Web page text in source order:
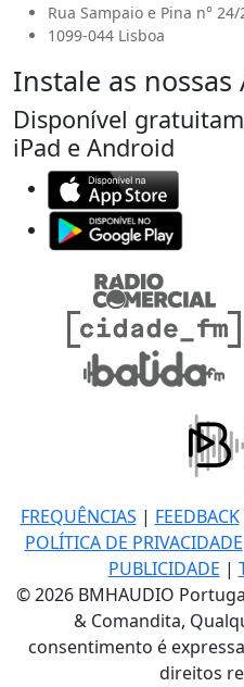
Rua Sampaio e Pina n° 24/
1099-044 Lisboa
Instale as nossas
Disponível
iPad e Android
FREQUÊNCIAS | FEEDBACK
POLÍTICA DE PRIVACIDADE
PUBLICIDADE |
© 2026 BMHAUDIO
& Comandita,
consentimento é
direitos